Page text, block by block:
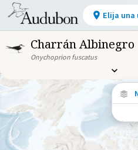
Charrán Albinegro
Onychoprion fuscatus
Vea
el año.
Elija una